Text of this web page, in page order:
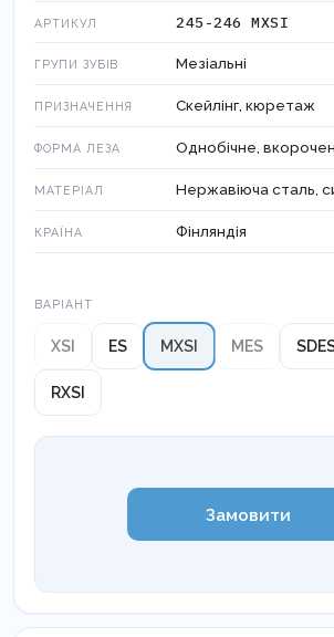
АРТИКУЛ 245-246 МXSI
ГРУПИ ЗУБІВ Мезіальні
ПРИЗНАЧЕННЯ Скейлінг, кюретаж
ФОРМА ЛЕЗА Однобічне,
МАТЕРІАЛ Нержавіюча сталь,
КРАЇНА Фінляндія
ВАРІАНТ
XSI ES MXSI MES
RXSI
Замовити